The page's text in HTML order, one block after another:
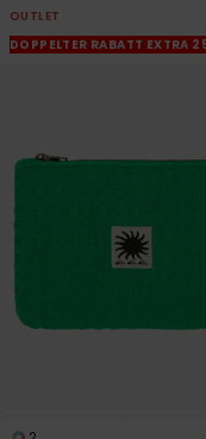
OUTLET
DOPPELTER RABATT EXTRA